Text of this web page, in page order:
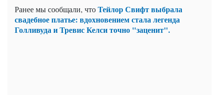
Ранее мы сообщали, чтоТейлор Свифт выбрала
свадебное платье: вдохновением стала легенда
Голливуда и Тревис Келси точно "заценит".